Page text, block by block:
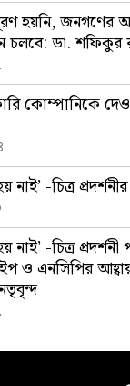
হয়নি, জনগণের
চলবে: ডা. শফিকুর
কোম্পানিকে
-চিত্র
-চিত্র প্রদর্শনী
ও এনসিপির